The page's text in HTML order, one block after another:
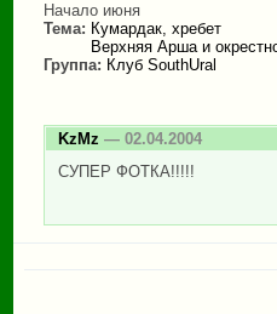
Начало июня
Тема: Кумардак, хребет
Верхняя Арша и
Группа: Клуб SouthUral
KzMz — 02.04.2004
СУПЕР ФОТКА!!!!!